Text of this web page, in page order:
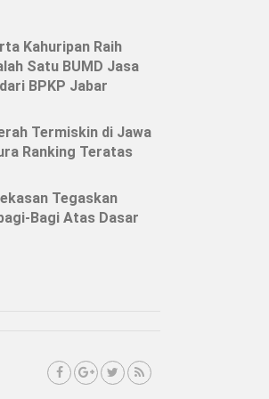
Kahuripan Raih
Satu BUMD Jasa
BPKP Jabar
Termiskin di Jawa
Ranking Teratas
Tegaskan
Bagi Atas Dasar